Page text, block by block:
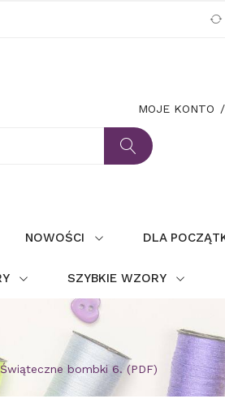
MOJE KONTO
NOWOŚCI DLA
SZYBKIE WZORY
bombki 6. (PDF)